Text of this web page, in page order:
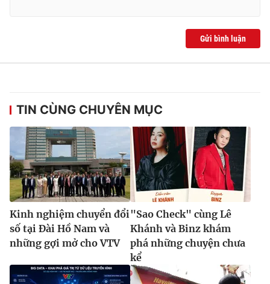
Gửi bình luận
TIN CÙNG CHUYÊN MỤC
Kinh nghiệm chuyển đổi
số tại Đài Hồ Nam và
những gợi mở cho VTV
"Sao Check" cùng Lê
Khánh và Binz khám
phá những chuyện chưa
kể